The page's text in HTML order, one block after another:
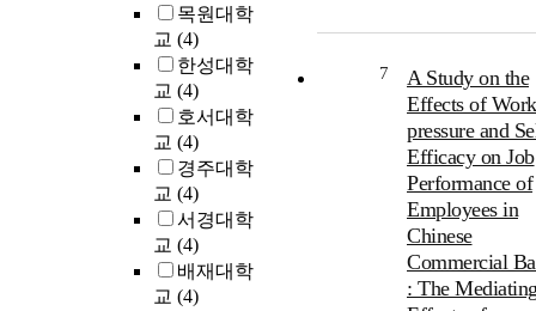
목원대학
교 (4)
한성대학
교 (4)
호서대학
교 (4)
경주대학
교 (4)
서경대학
교 (4)
배재대학
교 (4)
7
A Study on the
Effects of Work
pressure and
Efficacy on Job
Performance of
Employees in
Chinese
Commercial
: The